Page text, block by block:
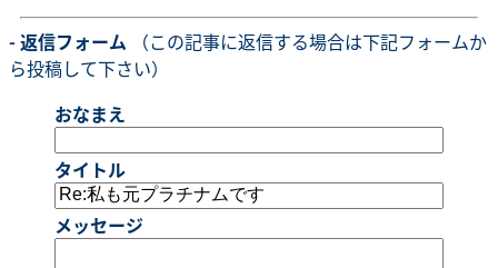
- 返信フォーム （この記事に返信する場合は下記フォームか
ら投稿して下さい）
おなまえ
タイトル
メッセージ